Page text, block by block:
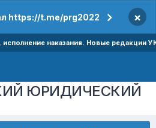
https://t.me/prg2022 ×
исполнение наказания. Новые редакции
ЮРИДИЧЕСКИЙ